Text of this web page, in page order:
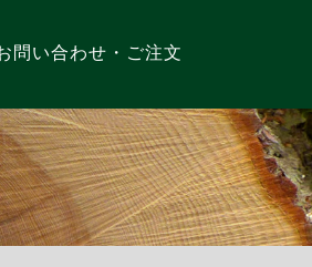
問い合わせ・ご注文